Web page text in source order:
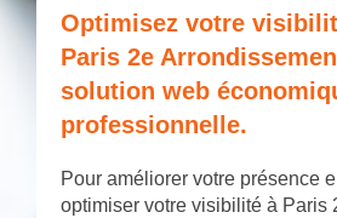
Optimisez votre
Paris 2e
solution web
professionnelle.
Pour améliorer votre présence
optimiser votre visibilité à Paris